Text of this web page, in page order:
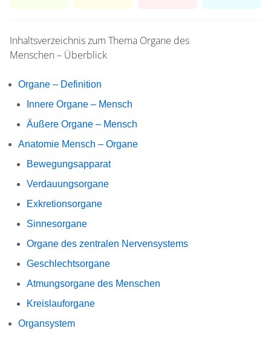
Inhaltsverzeichnis zum Thema Organe des
Menschen – Überblick
Organe – Definition
Innere Organe – Mensch
Äußere Organe – Mensch
Anatomie Mensch – Organe
Bewegungsapparat
Verdauungsorgane
Exkretionsorgane
Sinnesorgane
Organe des zentralen Nervensystems
Geschlechtsorgane
Atmungsorgane des Menschen
Kreislauforgane
Organsystem